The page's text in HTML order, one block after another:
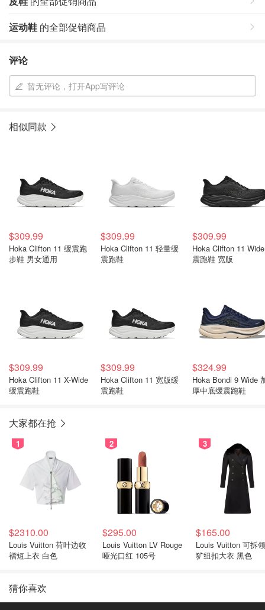
运动鞋 的全部促销商品
评论
暂无评论，打开App写评论
相似同款
$309.99
Hoka Clifton 11 缓震跑
步鞋 男女通用
$309.99
Hoka Clifton 11 轻量缓
震跑鞋
$309.99
Hoka Clifton 11
震跑鞋 宽版
$309.99
Hoka Clifton 11 X-Wide
缓震跑鞋
$309.99
Hoka Clifton 11 宽版缓
震跑鞋
$324.99
Hoka Bondi 9 Wide
厚中底缓震跑鞋
大家都在抢
1
$2310.00
Louis Vuitton 荷叶边收
褶短上衣 白色
2
$295.00
Louis Vuitton LV Rouge
哑光口红 105号
3
$165.00
Louis Vuitton 可拆
犷纽扣大衣 黑色
猜你喜欢